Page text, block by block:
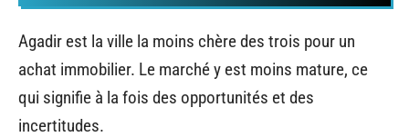
Agadir est la ville la moins chère des trois pour un
achat immobilier. Le marché y est moins mature, ce
qui signifie à la fois des opportunités et des
incertitudes.